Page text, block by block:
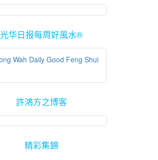
光华日报每周好風水®
許鴻方之博客
精彩集錦